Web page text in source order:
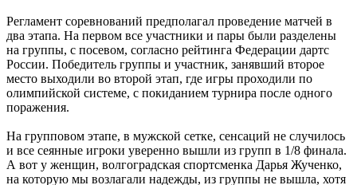
Регламент соревнований предполагал проведение матчей в
два этапа. На первом все участники и пары были разделены
на группы, с посевом, согласно рейтинга Федерации дартс
России. Победитель группы и участник, занявший второе
место выходили во второй этап, где игры проходили по
олимпийской системе, с покиданием турнира после одного
поражения.
На групповом этапе, в мужской сетке, сенсаций не случилось
и все сеянные игроки уверенно вышли из групп в 1/8 финала.
А вот у женщин, волгоградская спортсменка Дарья Жученко,
на которую мы возлагали надежды, из группы не вышла, хотя